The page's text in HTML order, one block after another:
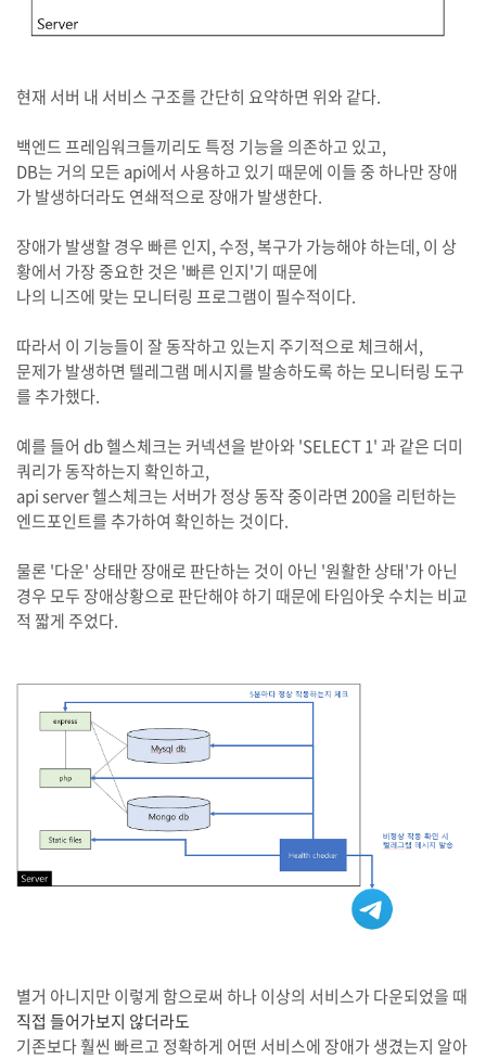
현재 서버 내 서비스 구조를 간단히 요약하면 위와 같다.
백엔드 프레임워크들끼리도 특정 기능을 의존하고 있고,
DB는 거의 모든 api에서 사용하고 있기 때문에 이들 중 하나만 장애
가 발생하더라도 연쇄적으로 장애가 발생한다.
장애가 발생할 경우 빠른 인지, 수정, 복구가 가능해야 하는데, 이 상
황에서 가장 중요한 것은 '빠른 인지'기 때문에
나의 니즈에 맞는 모니터링 프로그램이 필수적이다.
따라서 이 기능들이 잘 동작하고 있는지 주기적으로 체크해서,
문제가 발생하면 텔레그램 메시지를 발송하도록 하는 모니터링 도구
를 추가했다.
예를 들어 db 헬스체크는 커넥션을 받아와 'SELECT 1' 과 같은 더미
쿼리가 동작하는지 확인하고,
api server 헬스체크는 서버가 정상 동작 중이라면 200을 리턴하는
엔드포인트를 추가하여 확인하는 것이다.
물론 '다운' 상태만 장애로 판단하는 것이 아닌 '원활한 상태'가 아닌
경우 모두 장애상황으로 판단해야 하기 때문에 타임아웃 수치는 비교
적 짧게 주었다.
별거 아니지만 이렇게 함으로써 하나 이상의 서비스가 다운되었을 때
직접 들어가보지 않더라도
기존보다 훨씬 빠르고 정확하게 어떤 서비스에 장애가 생겼는지 알아